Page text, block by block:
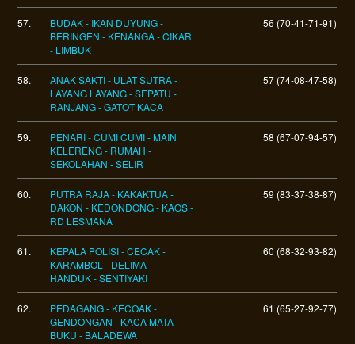
57.
BUDAK - IKAN DUYUNG -
BERINGEN - KENANGA - CIKAR
- LIMBUK
56 (70-41-71-91)
58.
ANAK SAKTI - ULAT SUTRA -
LAYANG LAYANG - SEPATU -
RANJANG - GATOT KACA
57 (74-08-47-58)
59.
PENARI - CUMI CUMI - MAIN
KELERENG - RUMAH -
SEKOLAHAN - SELIR
58 (67-07-94-57)
60.
PUTRA RAJA - KAKAKTUA -
DAKON - KEDONDONG - KAOS -
RD LESMANA
59 (83-37-38-87)
61.
KEPALA POLISI - CECAK -
KARAMBOL - DELIMA -
HANDUK - SENTIYAKI
60 (68-32-93-82)
62.
PEDAGANG - KECOAK -
GENDONGAN - KACA MATA -
BUKU - BALADEWA
61 (65-27-92-77)